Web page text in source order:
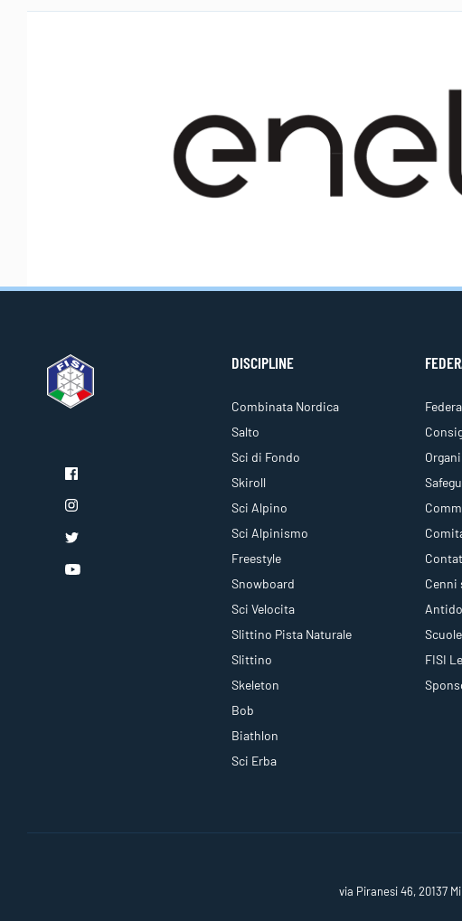
DISCIPLINE
Combinata Nordica
Salto
Sci di Fondo
Skiroll
Sci Alpino
Sci Alpinismo
Freestyle
Snowboard
Sci Velocita
Slittino Pista Naturale
Slittino
Skeleton
Bob
Biathlon
Sci Erba
Cenni
FISI
via Piranesi 46, 20137